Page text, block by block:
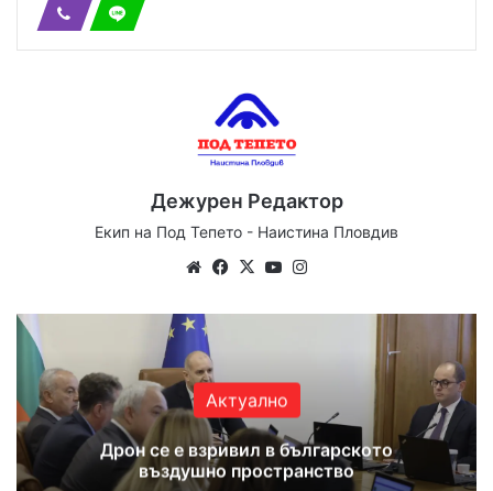
Дежурен Редактор
Екип на Под Тепето - Наистина Пловдив
WebsiteFacebook
X YouTube
Актуално
Дрон се е взривил в българското
въздушно пространство